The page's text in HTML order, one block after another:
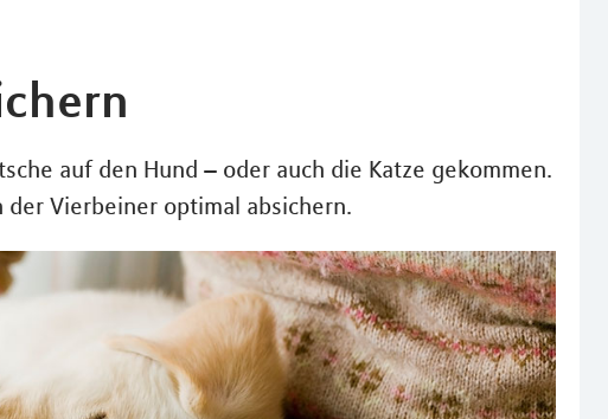
auf den Hund – oder auch die Katze gekommen.
Vierbeiner optimal absichern.